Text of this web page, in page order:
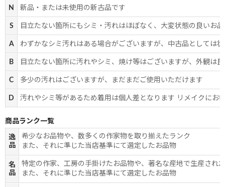
N 新品・または未使用の新古品です
S 目立たない箇所にもシミ・汚れはほぼなく、大変状態の良いお
A わずかなシミ汚れはある場合がございますが、中古品としては
B 目立たない箇所に汚れやシミ、焼け等はございますが、外観は
C 多少の汚れはございますが、まだまだご使用いただけます
D 汚れやシミ等があるため着用は個人差となります リメイクにお
商品ランク一覧
逸
品
希少なお品物や、数多くの作家物を取り揃えたランク
また、それに準じた当店基準にて選定したお品物
名
品
特定の作家、工房の手掛けたお品物や、著名な産地で生産され
また、それに準じた当店基準にて選定したお品物